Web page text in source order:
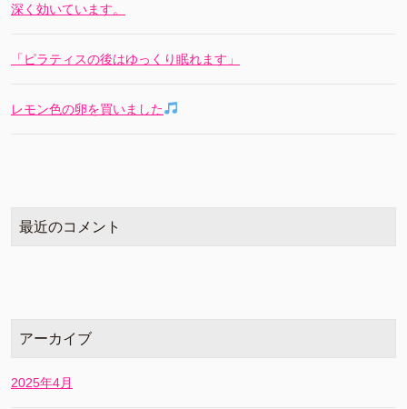
深く効いています。
「ピラティスの後はゆっくり眠れます」
レモン色の卵を買いました
最近のコメント
アーカイブ
2025年4月